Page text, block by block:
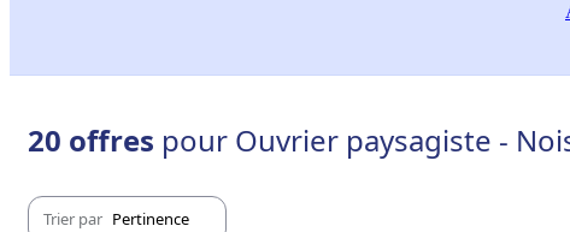
20 offres pour Ouvrier paysagiste -
Trier par Pertinence